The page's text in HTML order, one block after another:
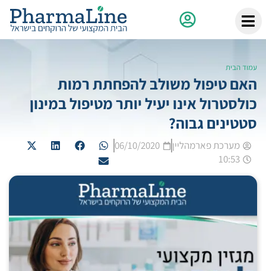
עמוד הבית
האם טיפול משולב להפחתת רמות
כולסטרול אינו יעיל יותר מטיפול במינון
סטטינים גבוה?
מערכת פארמהליין
06/10/2020
10:53